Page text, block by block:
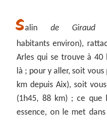
Salin de Giraud
habitants environ),
Arles qui se trouve à 40
là ; pour y aller, soit vous
km depuis Aix), soit
(1h45, 88 km) ; ce que
essence, on le met